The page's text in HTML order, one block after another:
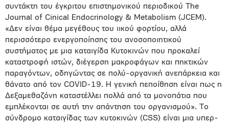
συντάκτη του έγκριτου επιστημονικού περιοδικού The
Journal of Cinical Endocrinology & Metabolism (JCEM).
«Δεν είναι θέμα μεγέθους του ιικού φορτίου, αλλά
περισσότερο ενεργοποίησης του ανοσοποιητικού
συστήματος με μια καταιγίδα Κυτοκινών που προκαλεί
καταστροφή ιστών, διέγερση μακροφάγων και πηκτικών
παραγόντων, οδηγώντας σε πολύ-οργανική ανεπάρκεια και
θάνατο από τον COVID-19. Η γενική πεποίθηση είναι πως η
Δεξαμεθαζόνη καταστέλλει πολλά από τα μονοπάτια που
εμπλέκονται σε αυτή την απάντηση του οργανισμού». Το
σύνδρομο καταιγίδας των κυτοκινών (CSS) είναι μια υπερ-